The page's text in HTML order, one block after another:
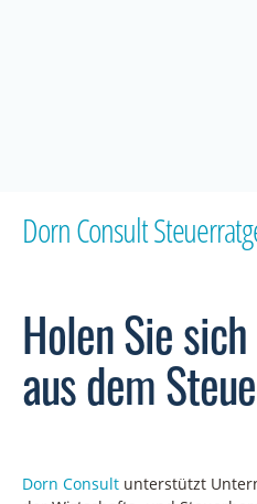
Dorn Consult
Holen Sie
aus dem
Dorn Consult unterstützt